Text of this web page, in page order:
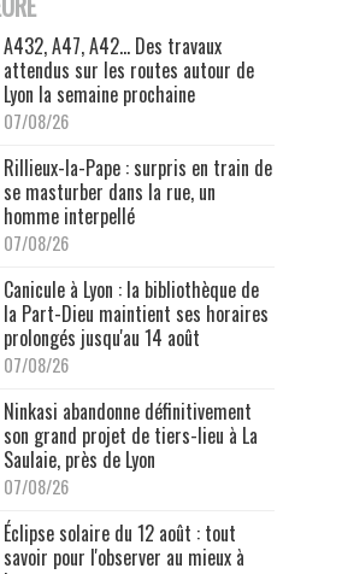
A432, A47, A42… Des travaux
attendus sur les routes autour de
Lyon la semaine prochaine
07/08/26
Rillieux-la-Pape : surpris en train de
se masturber dans la rue, un
homme interpellé
07/08/26
Canicule à Lyon : la bibliothèque de
la Part-Dieu maintient ses horaires
prolongés jusqu'au 14 août
07/08/26
Ninkasi abandonne définitivement
son grand projet de tiers-lieu à La
Saulaie, près de Lyon
07/08/26
Éclipse solaire du 12 août : tout
savoir pour l'observer au mieux à